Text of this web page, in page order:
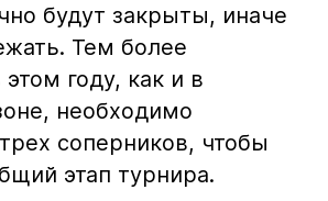
будут закрыты, иначе
Тем более
году, как и в
необходимо
соперников, чтобы
этап турнира.